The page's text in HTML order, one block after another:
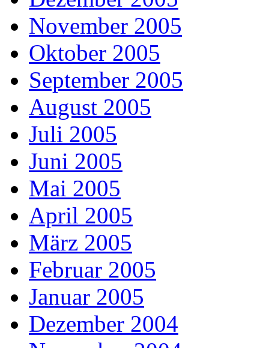
November 2005
Oktober 2005
September 2005
August 2005
Juli 2005
Juni 2005
Mai 2005
April 2005
März 2005
Februar 2005
Januar 2005
Dezember 2004